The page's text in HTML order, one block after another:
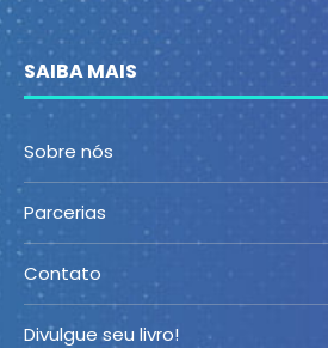
SAIBA MAIS
Sobre nós
Parcerias
Contato
Divulgue seu livro!